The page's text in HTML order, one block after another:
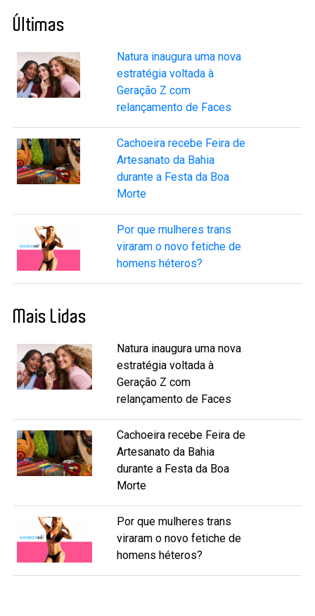
Últimas
Natura inaugura uma nova
estratégia voltada à
Geração Z com
relançamento de Faces
Cachoeira recebe Feira de
Artesanato da Bahia
durante a Festa da Boa
Morte
Por que mulheres trans
viraram o novo fetiche de
homens héteros?
Mais Lidas
Natura inaugura uma nova
estratégia voltada à
Geração Z com
relançamento de Faces
Cachoeira recebe Feira de
Artesanato da Bahia
durante a Festa da Boa
Morte
Por que mulheres trans
viraram o novo fetiche de
homens héteros?